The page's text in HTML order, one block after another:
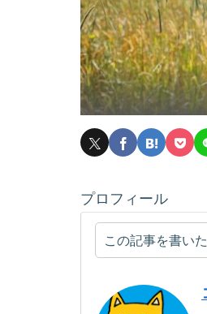
プロフィール
この記事を書い